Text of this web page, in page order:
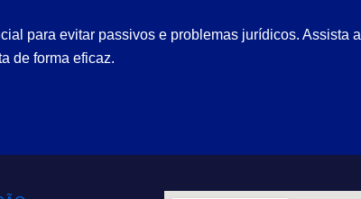
para evitar passivos e problemas jurídicos. Assista
de forma eficaz.